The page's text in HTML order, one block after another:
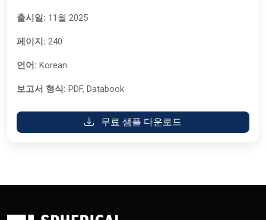
출시일: 11월 2025
페이지: 240
언어: Korean
보고서 형식: PDF, Databook
무료 샘플 다운로드